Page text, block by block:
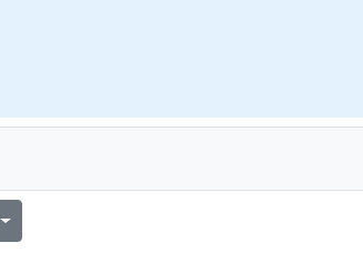
Alternar menú desplegable